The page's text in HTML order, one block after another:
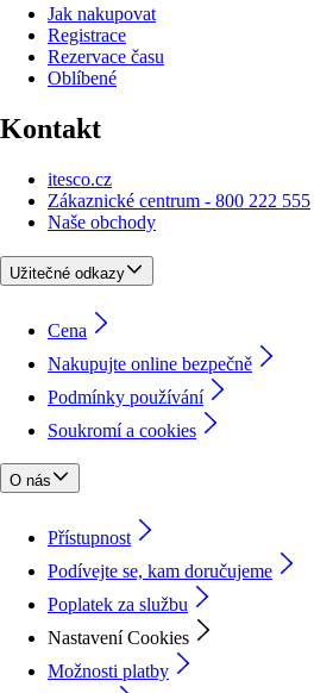
Jak nakupovat
Registrace
Rezervace času
Oblíbené
Kontakt
itesco.cz
Zákaznické centrum - 800 222 555
Naše obchody
Užitečné odkazy
Cena
Nakupujte online bezpečně
Podmínky používání
Soukromí a cookies
O nás
Přístupnost
Podívejte se, kam doručujeme
Poplatek za službu
Nastavení Cookies
Možnosti platby